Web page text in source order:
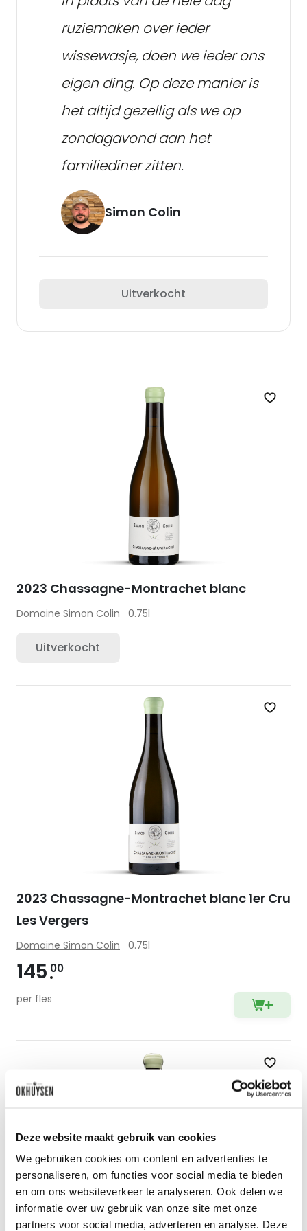
Deze website maakt gebruik van cookies
We gebruiken cookies om content en advertenties te
personaliseren, om functies voor social media te bieden
en om ons websiteverkeer te analyseren. Ook delen we
informatie over uw gebruik van onze site met onze
partners voor social media, adverteren en analyse. Deze
ruziemaken over ieder
wissewasje, doen we ieder ons
eigen ding. Op deze manier is
het altijd gezellig als we op
zondagavond aan het
familiediner zitten.
Simon Colin
Uitverkocht
Zet
2023 Chassagne-Montrachet blanc
Domaine Simon Colin 0.75l
Uitverkocht
Zet
2023 Chassagne-Montrachet blanc 1er Cru
Les Vergers
Domaine Simon Colin 0.75l
145 00
per fles
Zet